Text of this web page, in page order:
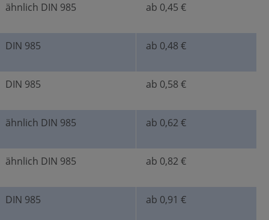
ähnlich DIN 985 ab 0,45 €
DIN 985 ab 0,48 €
DIN 985 ab 0,58 €
ähnlich DIN 985 ab 0,62 €
ähnlich DIN 985 ab 0,82 €
DIN 985 ab 0,91 €